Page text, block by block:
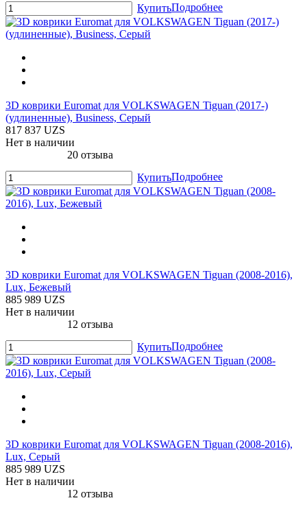
КупитьПодробнее
3D коврики Euromat для VOLKSWAGEN Tiguan (2017-)
(удлиненные), Business, Серый
817 837 UZS
Нет в наличии
20 отзыва
КупитьПодробнее
3D коврики Euromat для VOLKSWAGEN Tiguan (2008-2016),
Lux, Бежевый
885 989 UZS
Нет в наличии
12 отзыва
КупитьПодробнее
3D коврики Euromat для VOLKSWAGEN Tiguan (2008-2016),
Lux, Серый
885 989 UZS
Нет в наличии
12 отзыва